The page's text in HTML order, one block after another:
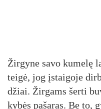
Žir­gy­ne sa­vo ku­me­lę
tei­gė, jog įstai­go­je
džiai. Žir­gams šer­ti
ky­bės pa­ša­ras. Be to,